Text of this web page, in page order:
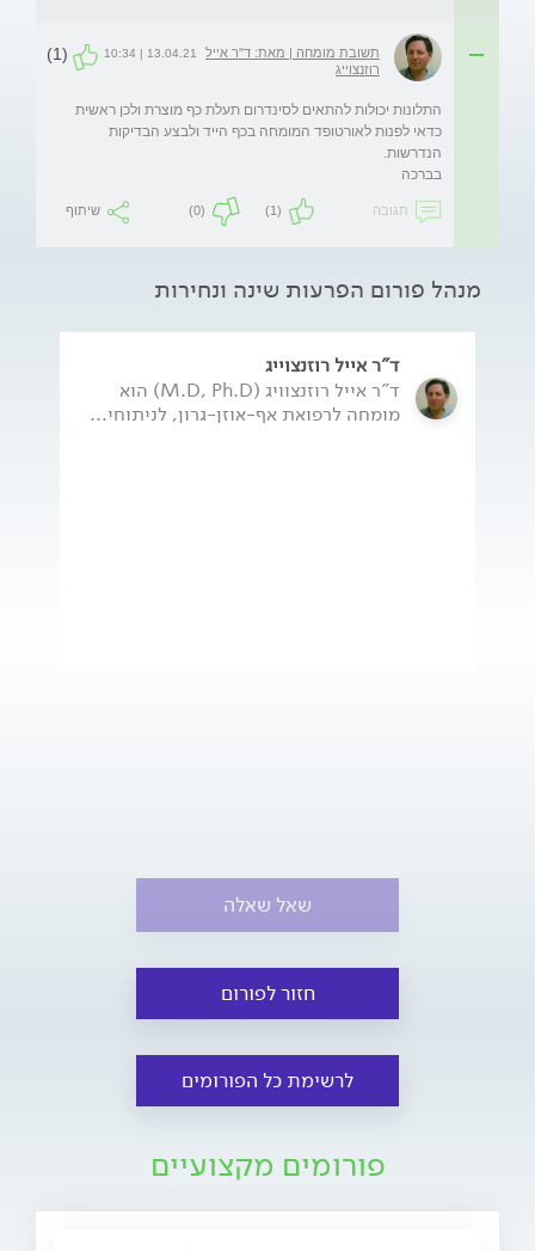
תשובת מומחה | מאת: ד"ר אייל
רוזנצוייג
13.04.21 | 10:34
(1)
התלונות יכולות להתאים לסינדרום תעלת כף מוצרת ולכן ראשית
כדאי לפנות לאורטופד המומחה בכף הייד ולבצע הבדיקות
בברכה
תגובה (1)
(0) שיתוף
מנהל פורום הפרעות שינה ונחירות
ד"ר אייל רוזנצוייג
ד"ר אייל רוזנצוויג (M.D, Ph.D) הוא
מומחה לרפואת אף-אוזן-גרון, לניתוחי...
שאל שאלה
חזור לפורום
לרשימת כל הפורומים
פורומים מקצועיים